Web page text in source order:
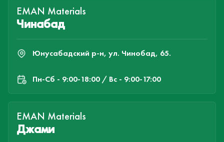
EMAN Materials
Чинабад
Юнусабадский р-н, ул. Чинобад, 65.
Пн-Cб - 9:00-18:00 / Вс - 9:00-17:00
EMAN Materials
Джами